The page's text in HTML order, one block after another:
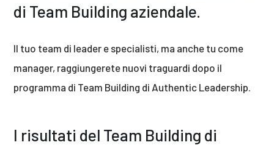
di Team Building aziendale.
Il tuo team di leader e specialisti, ma anche tu come
manager, raggiungerete nuovi traguardi dopo il
programma di Team Building di Authentic Leadership.
I risultati del Team Building di